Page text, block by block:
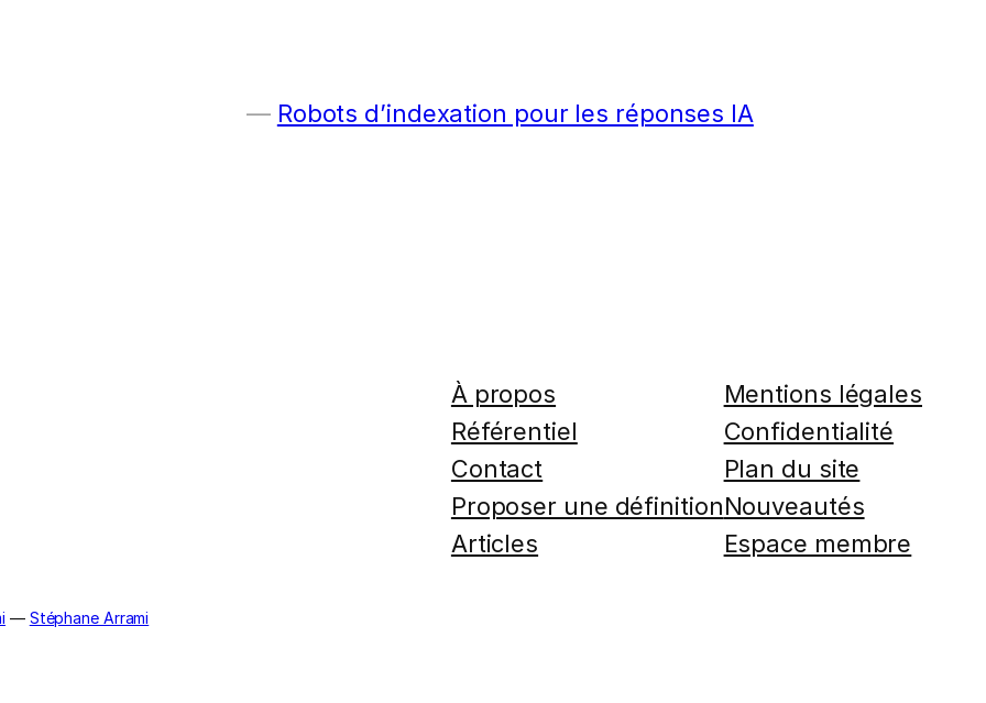
Robots d’indexation pour les réponses IA
À propos
Référentiel
Contact
Proposer une définition
Articles
Mentions légales
Confidentialité
Plan du site
Nouveautés
Espace membre
— Stéphane Arrami